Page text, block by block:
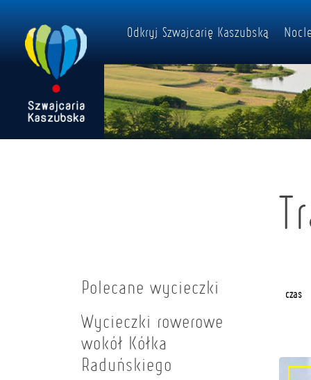
Odkryj Szwajcarię Kaszubską
Polecane wycieczki
Wycieczki rowerowe
wokół Kółka
Raduńskiego
czas